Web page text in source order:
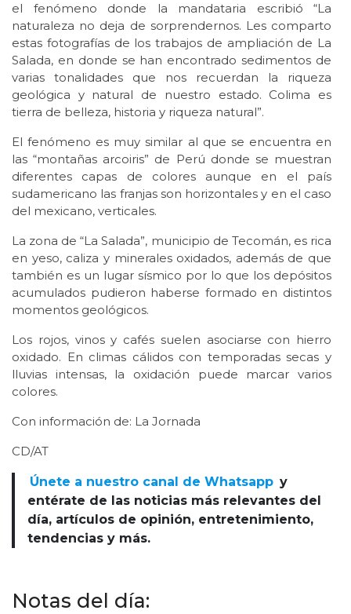
el fenómeno donde la mandataria escribió “La
naturaleza no deja de sorprendernos. Les comparto
estas fotografías de los trabajos de ampliación de La
Salada, en donde se han encontrado sedimentos de
varias tonalidades que nos recuerdan la riqueza
geológica y natural de nuestro estado. Colima es
tierra de belleza, historia y riqueza natural”.
El fenómeno es muy similar al que se encuentra en
las “montañas arcoiris” de Perú donde se muestran
diferentes capas de colores aunque en el país
sudamericano las franjas son horizontales y en el caso
del mexicano, verticales.
La zona de “La Salada”, municipio de Tecomán, es rica
en yeso, caliza y minerales oxidados, además de que
también es un lugar sísmico por lo que los depósitos
acumulados pudieron haberse formado en distintos
momentos geológicos.
Los rojos, vinos y cafés suelen asociarse con hierro
oxidado. En climas cálidos con temporadas secas y
lluvias intensas, la oxidación puede marcar varios
colores.
Con información de: La Jornada
CD/AT
Únete a nuestro canal de Whatsapp y
entérate de las noticias más relevantes del
día, artículos de opinión, entretenimiento,
tendencias y más.
Notas del día: